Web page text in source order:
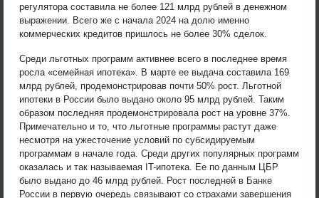
регулятора составила не более 121 млрд рублей в денежном
выражении. Всего же с начала 2024 на долю именно
коммерческих кредитов пришлось не более 30% сделок.
Среди льготных программ активнее всего в последнее время
росла «семейная ипотека». В марте ее выдача составила 169
млрд рублей, продемонстрировав почти 50% рост. Льготной
ипотеки в России было выдано около 95 млрд рублей. Таким
образом последняя продемонстрировала рост на уровне 37%.
Примечательно и то, что льготные программы растут даже
несмотря на ужесточение условий по субсидируемым
программам в начале года. Среди других популярных программ
оказалась и так называемая IT-ипотека. Ее по данным ЦБР
было выдано до 46 млрд рублей. Рост последней в Банке
России в первую очередь связывают со страхами завершения